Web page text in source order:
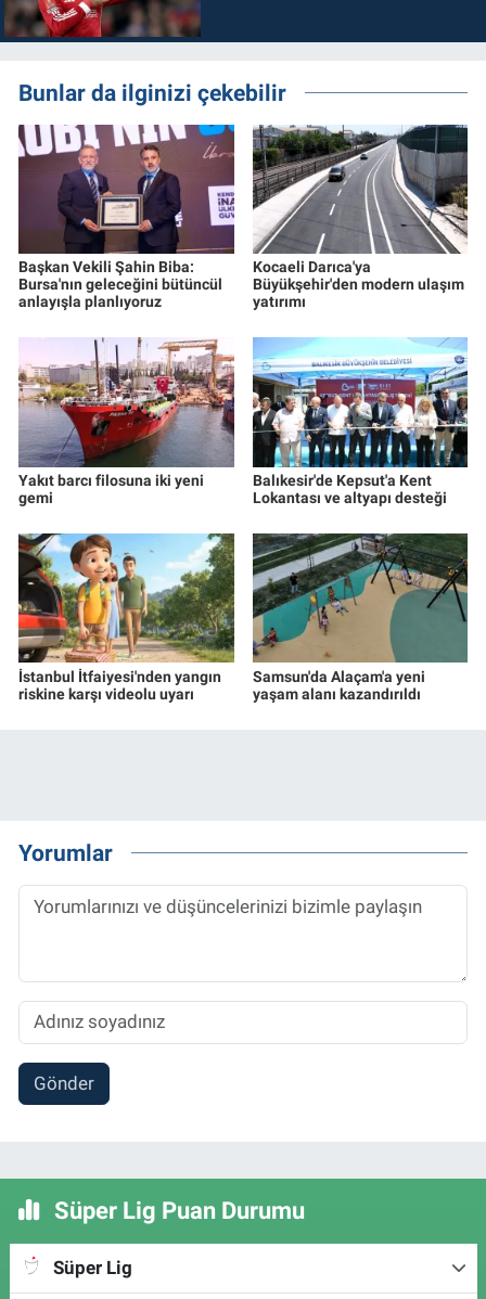
Bunlar da ilginizi çekebilir
Başkan Vekili Şahin Biba:
Bursa'nın geleceğini bütüncül
anlayışla planlıyoruz
Kocaeli Darıca'ya
Büyükşehir'den modern ulaşım
yatırımı
Yakıt barcı filosuna iki yeni
gemi
Balıkesir'de Kepsut'a Kent
Lokantası ve altyapı desteği
İstanbul İtfaiyesi'nden yangın
riskine karşı videolu uyarı
Samsun'da Alaçam'a yeni
yaşam alanı kazandırıldı
Yorumlar
Gönder
Süper Lig Puan Durumu
Süper Lig